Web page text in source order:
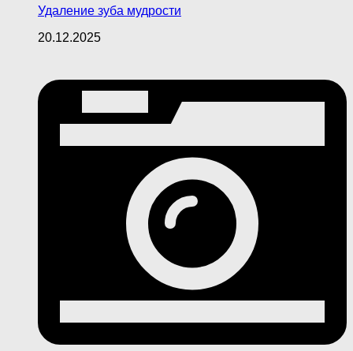
Удаление зуба мудрости
20.12.2025